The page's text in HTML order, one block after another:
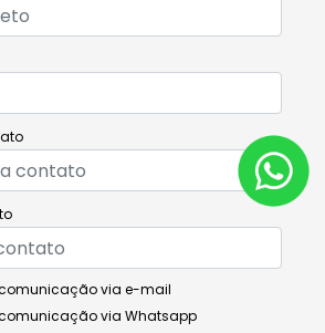
comunicação via e-mail
via Whatsapp